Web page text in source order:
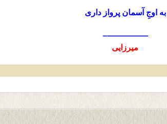
به اوجِ آسمان پرواز دارى
—————–
ميرزايى